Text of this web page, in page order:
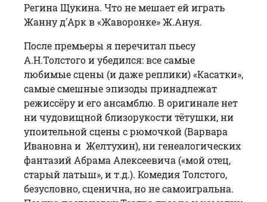
Регина Щукина. Что не мешает ей играть
Жанну д'Арк в «Жаворонке» Ж.Ануя.
После премьеры я перечитал пьесу
А.Н.Толстого и убедился: все самые
любимые сцены (и даже реплики) «Касатки»,
самые смешные эпизоды принадлежат
режиссёру и его ансамблю. В оригинале нет
ни чудовищной близорукости тётушки, ни
упоительной сцены с рюмочкой (Варвара
Ивановна и Желтухин), ни генеалогических
фантазий Абрама Алексеевича («мой отец,
старый латыш», и т.д.). Комедия Толстого,
безусловно, сценична, но не самоигральна.